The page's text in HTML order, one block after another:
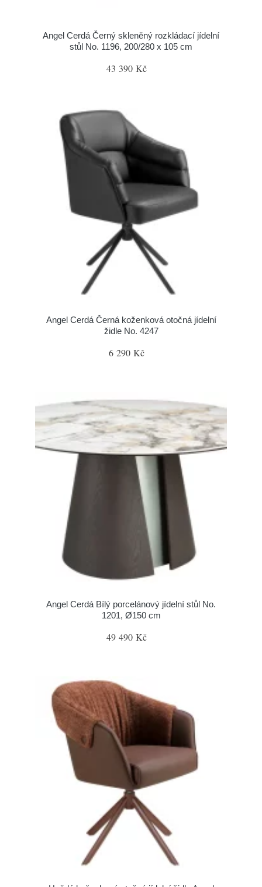
Angel Cerdá Černý skleněný rozkládací jídelní
stůl No. 1196, 200/280 x 105 cm
43 390 Kč
Angel Cerdá Černá koženková otočná jídelní
židle No. 4247
6 290 Kč
Angel Cerdá Bílý porcelánový jídelní stůl No.
1201, Ø150 cm
49 490 Kč